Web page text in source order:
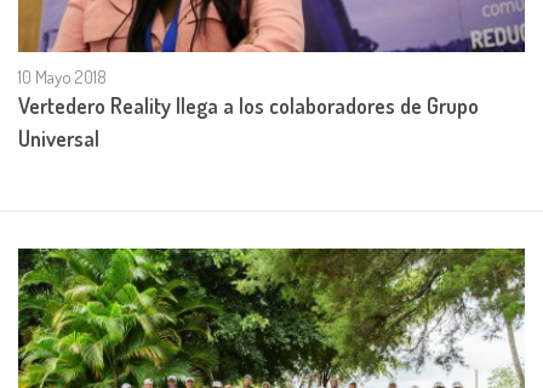
10 Mayo 2018
Vertedero Reality llega a los colaboradores de Grupo
Universal